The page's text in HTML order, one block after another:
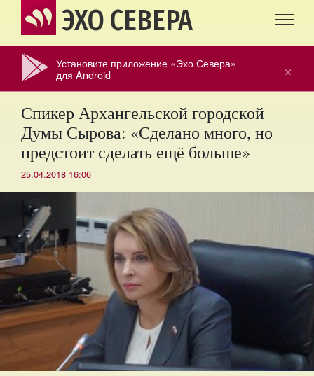
ЭХО СЕВЕРА
×
Установите приложение «Эхо Севера»
для Android
Спикер Архангельской городской
Думы Сырова: «Сделано много, но
предстоит сделать ещё больше»
25.04.2018 16:06